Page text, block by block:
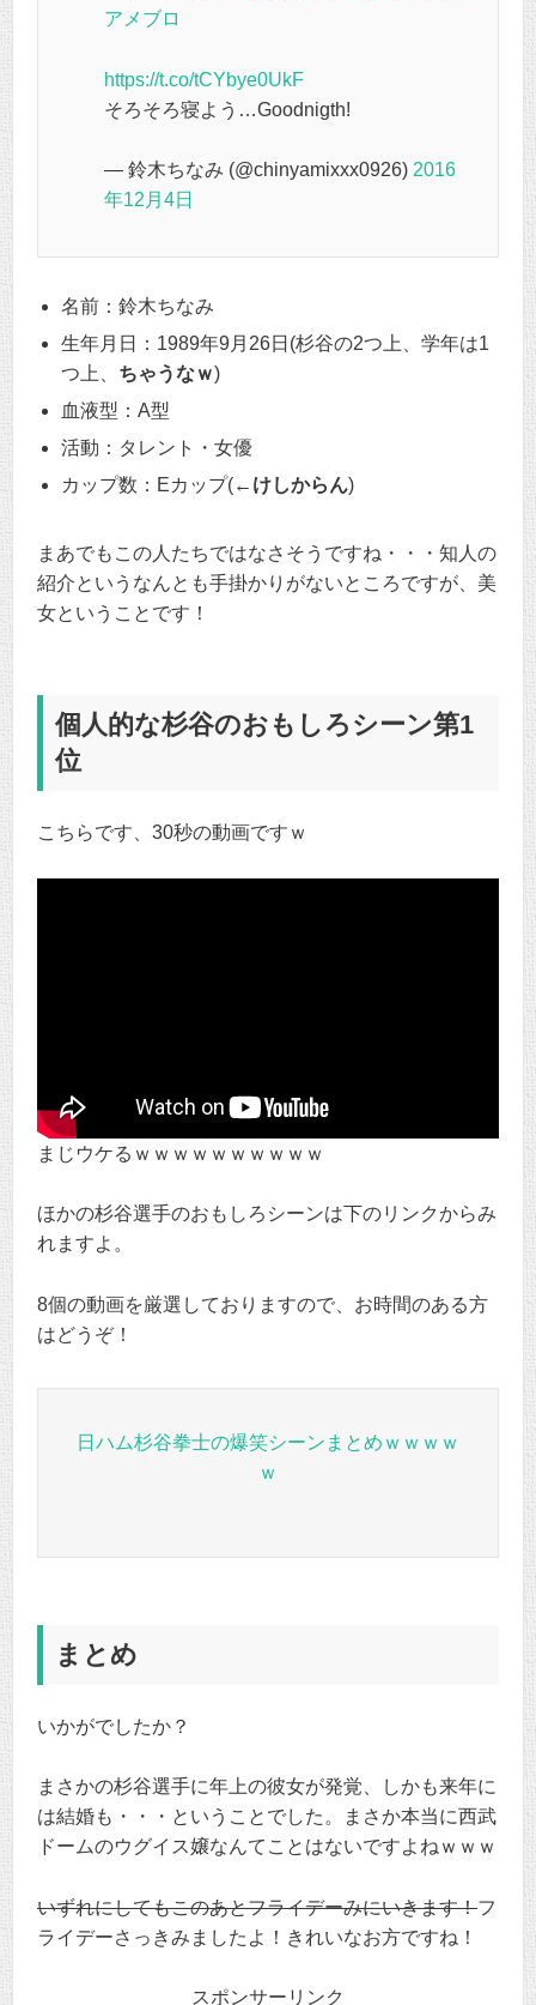
アメブロ
https://t.co/tCYbye0UkF
そろそろ寝よう…Goodnigth!
— 鈴木ちなみ (@chinyamixxx0926) 2016
年12月4日
名前：鈴木ちなみ
生年月日：1989年9月26日(杉谷の2つ上、学年は1
つ上、 ちゃうなｗ)
血液型：A型
活動：タレント・女優
カップ数：Eカップ(←けしからん)
まあでもこの人たちではなさそうですね・・・知人の
紹介というなんとも手掛かりがないところですが、美
女ということです！
個人的な杉谷のおもしろシーン第1
位
こちらです、30秒の動画ですｗ
まじウケるｗｗｗｗｗｗｗｗｗｗ
ほかの杉谷選手のおもしろシーンは下のリンクからみ
れますよ。
8個の動画を厳選しておりますので、お時間のある方
はどうぞ！
日ハム杉谷拳士の爆笑シーンまとめｗｗｗｗ
ｗ
まとめ
いかがでしたか？
まさかの杉谷選手に年上の彼女が発覚、しかも来年に
は結婚も・・・ということでした。まさか本当に西武
ドームのウグイス嬢なんてことはないですよねｗｗｗ
いずれにしてもこのあとフライデーみにいきます！フ
ライデーさっきみましたよ！きれいなお方ですね！
スポンサーリンク